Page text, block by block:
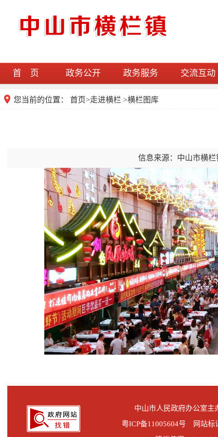
首 页 政务公开 政务服务 交流互动
您当前的位置： 首页>走进横栏 >横栏图库
信息来源：中山市横
中山市人民政府办公室
粤ICP备11005604号 网站标